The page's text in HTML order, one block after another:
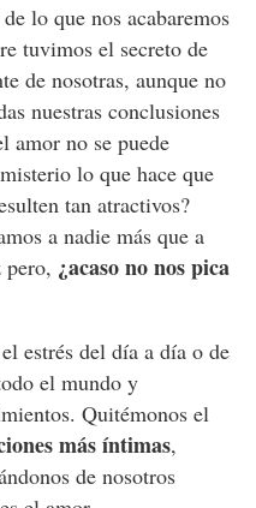
lo que nos acabaremos
tuvimos el secreto de
de nosotras, aunque no
nuestras conclusiones
amor no se puede
lo que hace que
tan atractivos?
a nadie más que a
pero, ¿acaso no nos pica
estrés del día a día o de
el mundo y
Quitémonos el
más íntimas,
de nosotros